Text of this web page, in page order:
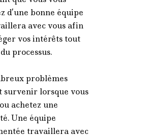
d’une bonne équipe
avec vous afin
vos intérêts tout
processus.
problèmes
survenir lorsque vous
achetez une
Une équipe
travaillera avec